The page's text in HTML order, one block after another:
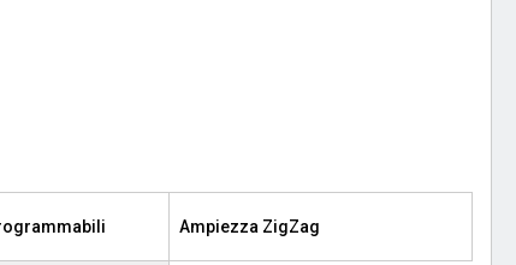
Ampiezza ZigZag